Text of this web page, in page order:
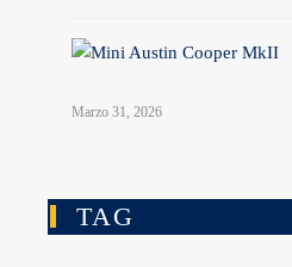
Marzo 31, 2026
TAG